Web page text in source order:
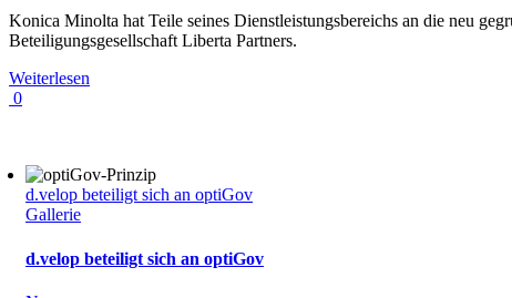
Konica Minolta hat Teile seines Dienstleistungsbereichs an die neu
Beteiligungsgesellschaft Liberta Partners.
Weiterlesen
0
d.velop beteiligt sich an optiGov
Gallerie
d.velop beteiligt sich an optiGov